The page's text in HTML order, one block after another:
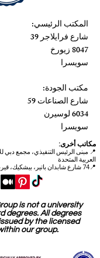
المكتب الرئيسي:
شارع فرايلاجر 39
8047 زيورخ
سويسرا
مكتب الجودة:
شارع الصناعات 59
6034 لوسيرن
سويسرا
مكاتب أخرى:
📍
العربية المتحدة
📍74 شارع شابدان باتير، بيشكيك، قيرغيزستان
is not a university
degrees. All degrees
by the licensed
our group.